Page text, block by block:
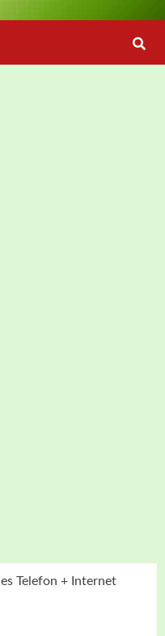
Telefon + Internet